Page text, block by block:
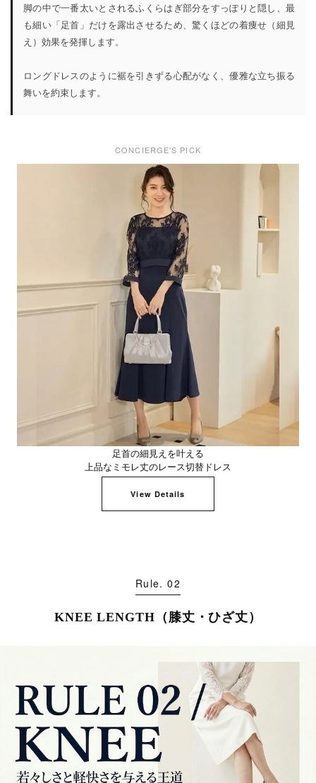
脚の中で一番太いとされるふくらはぎ部分をすっぽりと隠し、最
も細い「足首」だけを露出させるため、驚くほどの着痩せ（細見
え）効果を発揮します。
ロングドレスのように裾を引きずる心配がなく、優雅な立ち振る
舞いを約束します。
CONCIERGE'S PICK
足首の細見えを叶える
上品なミモレ丈のレース切替ドレス
View Details
Rule. 02
KNEE LENGTH（膝丈・ひざ丈）